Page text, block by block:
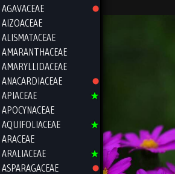
AGAVACEAE
AIZOACEAE
ALISMATACEAE
AMARANTHACEAE
AMARYLLIDACEAE
ANACARDIACEAE
APIACEAE
APOCYNACEAE
AQUIFOLIACEAE
ARACEAE
ARALIACEAE
ASPARAGACEAE